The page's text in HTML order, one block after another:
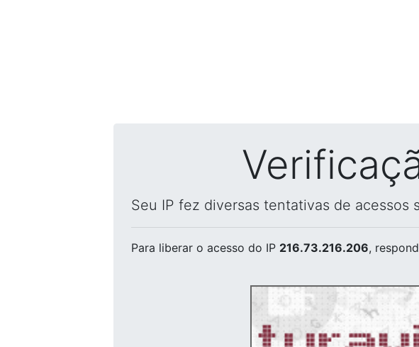
Seu IP fez diversas tentativas de acessos
Para liberar o acesso do IP 216.73.216.206,